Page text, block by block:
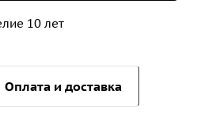
10 лет
Оплата и доставка